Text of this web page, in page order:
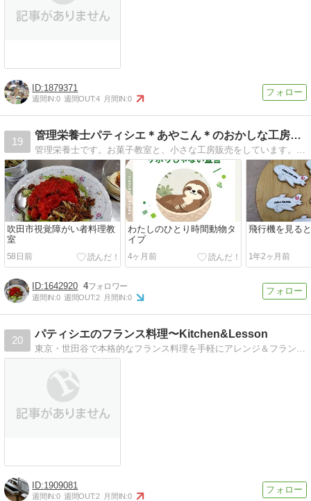
1879371
週間IN:0 週間OUT:4 月間IN:0
19
管理栄養士パティシエ＊あやこん＊のおかしな工房伝説
管理栄養士です。お菓子教室と、小さな工房販売をしています。工房販売は月１回。
吹田市視覚障がい者料理教
室
58日前
わたしのひとり時間動物タ
イプ
4ヶ月前
飛行機を見る
1年2ヶ月前
1642920 4
週間IN:0 週間OUT:2 月間IN:0
20
パティシエのフランス料理〜Kitchen&Lesson
東京・世田谷で本格的なフランス料理を手軽にアレンジ＆フランス菓子を基本から応用まで学べる空間Kitchen&Lessonを主催しています。
1909081
週間IN:0 週間OUT:2 月間IN:0